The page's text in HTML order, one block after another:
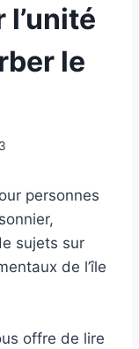
le
personnes
sujets sur
de l’île
offre de lire